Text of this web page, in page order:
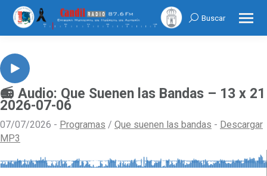
Search:
Buscar
📻 Audio: Que Suenen las Bandas – 13 x 21
2026-07-06
07/07/2026 - Programas / Que suenen las bandas - Descargar
MP3